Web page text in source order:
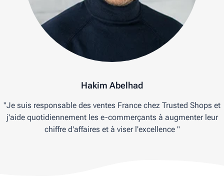
Hakim Abelhad
"Je suis responsable des ventes France chez Trusted Shops et
j'aide quotidiennement les e-commerçants à augmenter leur
chiffre d'affaires et à viser l'excellence "